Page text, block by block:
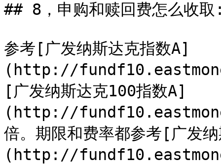
## 8，申购和赎回费怎么收
参考[广发纳斯达克指数A]
(http://
[广发纳斯达克100指数A]
(http://
倍。期限和费率都参考[广发
(http://